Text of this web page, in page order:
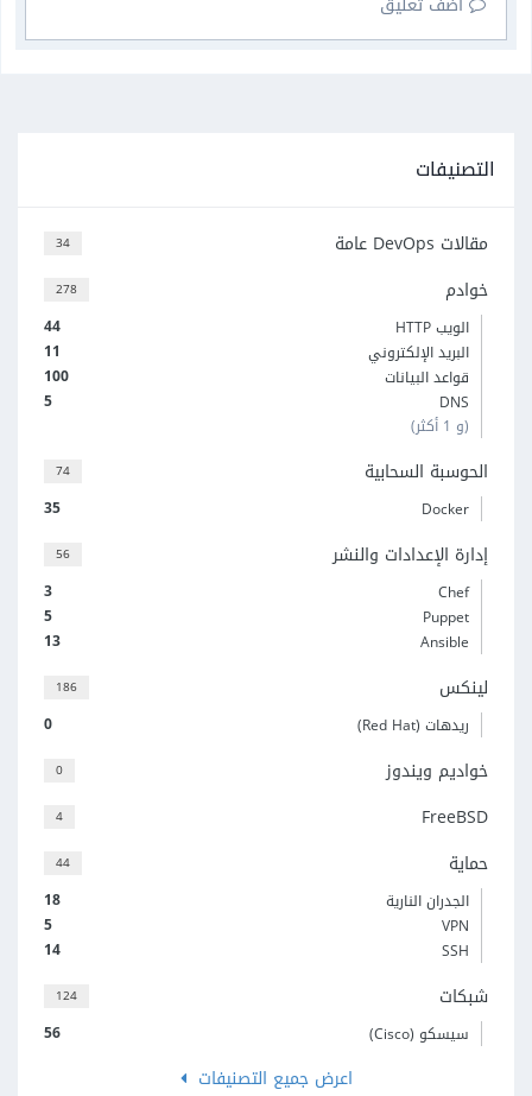
التصنيفات
34 مقالات DevOps عامة
278 خوادم
44
الويب HTTP
11
البريد الإلكتروني
100
قواعد البيانات
5
DNS
(و 1 أكثر)
74 الحوسبة السحابية
35 Docker
56 إدارة الإعدادات والنشر
3
Chef
5
Puppet
13
Ansible
186 لينكس
0 ريدهات (Red Hat)
0 خواديم ويندوز
4 FreeBSD
44 حماية
18
الجدران النارية
5
VPN
14
SSH
124 شبكات
56 سيسكو (Cisco)
اعرض جميع التصنيفات